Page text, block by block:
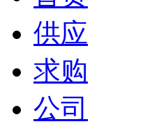
供应
求购
公司